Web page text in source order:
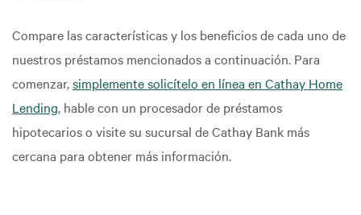
Compare las características y los beneficios de cada uno de
nuestros préstamos mencionados a continuación. Para
comenzar,simplemente solicítelo en línea en Cathay Home
Lending, hable con un procesador de préstamos
hipotecarios o visite su sucursal de Cathay Bank más
cercana para obtener más información.